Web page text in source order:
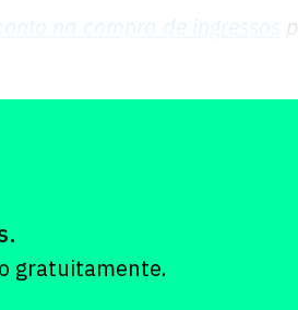
na compra de ingressos
gratuitamente.